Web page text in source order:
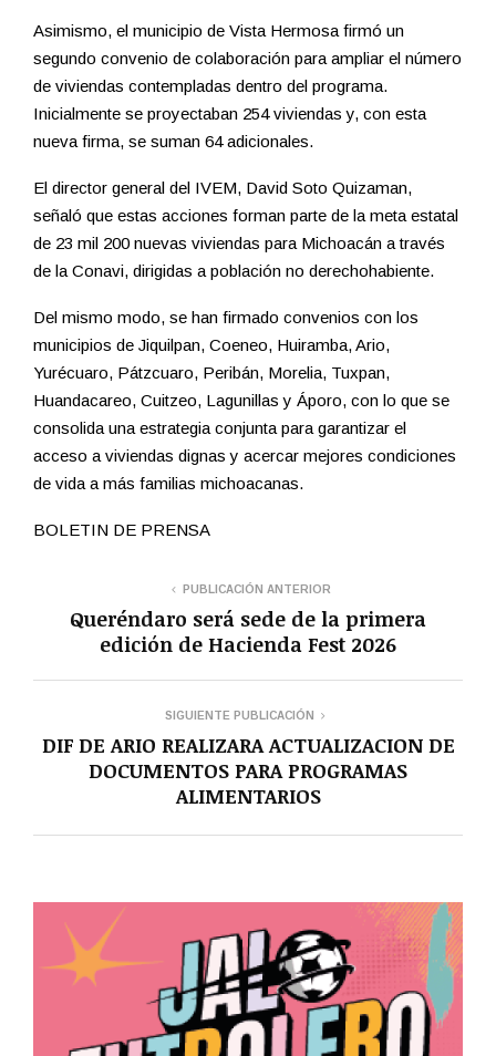
Asimismo, el municipio de Vista Hermosa firmó un
segundo convenio de colaboración para ampliar el número
de viviendas contempladas dentro del programa.
Inicialmente se proyectaban 254 viviendas y, con esta
nueva firma, se suman 64 adicionales.
El director general del IVEM, David Soto Quizaman,
señaló que estas acciones forman parte de la meta estatal
de 23 mil 200 nuevas viviendas para Michoacán a través
de la Conavi, dirigidas a población no derechohabiente.
Del mismo modo, se han firmado convenios con los
municipios de Jiquilpan, Coeneo, Huiramba, Ario,
Yurécuaro, Pátzcuaro, Peribán, Morelia, Tuxpan,
Huandacareo, Cuitzeo, Lagunillas y Áporo, con lo que se
consolida una estrategia conjunta para garantizar el
acceso a viviendas dignas y acercar mejores condiciones
de vida a más familias michoacanas.
BOLETIN DE PRENSA
PUBLICACIÓN ANTERIOR
Queréndaro será sede de la primera
edición de Hacienda Fest 2026
SIGUIENTE PUBLICACIÓN
DIF DE ARIO REALIZARA ACTUALIZACION DE
DOCUMENTOS PARA PROGRAMAS
ALIMENTARIOS